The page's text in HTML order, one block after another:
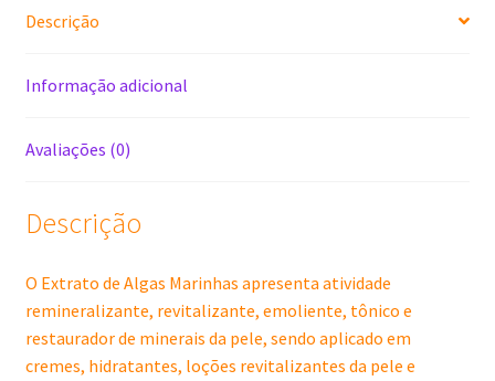
Descrição
Informação adicional
Avaliações (0)
Descrição
O Extrato de Algas Marinhas apresenta atividade
remineralizante, revitalizante, emoliente, tônico e
restaurador de minerais da pele, sendo aplicado em
cremes, hidratantes, loções revitalizantes da pele e